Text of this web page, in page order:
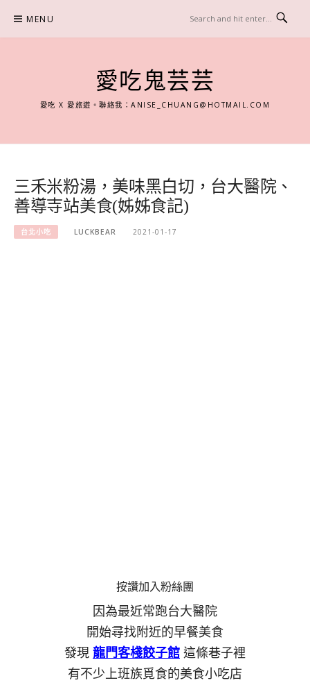
content
MENU
愛吃鬼芸芸
愛吃 X 愛旅遊。聯絡我：ANISE_CHUANG@HOTMAIL.COM
三禾米粉湯，美味黑白切，台大醫院、
善導寺站美食(姊姊食記)
台北小吃 LUCKBEAR 2021-01-17
按讚加入粉絲團
因為最近常跑台大醫院
開始尋找附近的早餐美食
發現 龍門客棧餃子館 這條巷子裡
有不少上班族覓食的美食小吃店